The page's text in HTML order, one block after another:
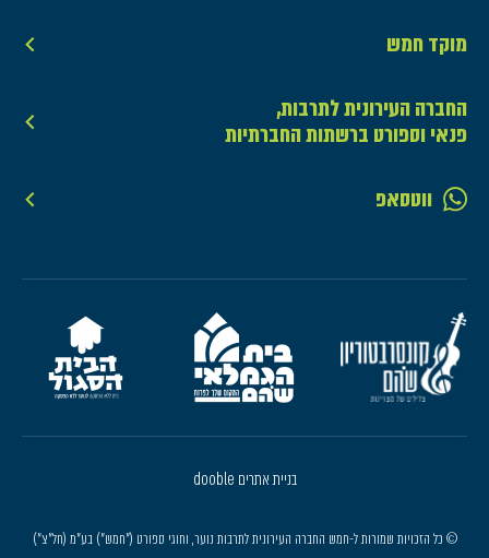
מוקד חמש
החברה העירונית לתרבות,
פנאי וספורט ברשתות החברתיות
ווטסאפ
© כל הזכויות שמורות ל-חמש החברה העירונית לתרבות נוער, וחוגי ספורט ("חמש") בע"מ (חל"צ")
בניית אתרים dooble